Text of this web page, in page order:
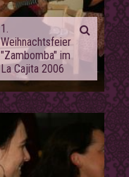
1.
Weihnachtsfeier
"Zambomba" im
La Cajita 2006